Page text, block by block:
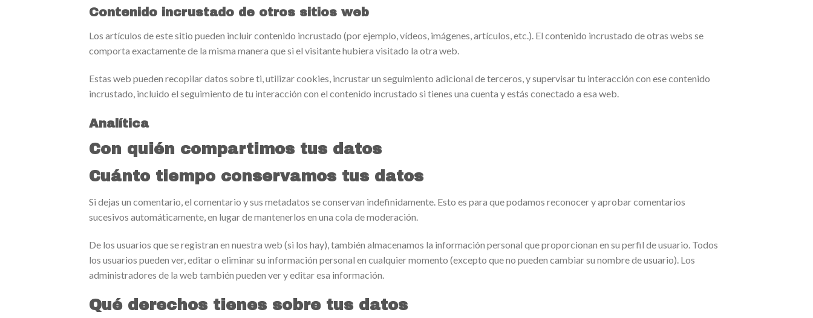
Contenido incrustado de otros sitios web
Los artículos de este sitio pueden incluir contenido incrustado (por ejemplo, vídeos, imágenes, artículos, etc.). El contenido incrustado de otras webs se
comporta exactamente de la misma manera que si el visitante hubiera visitado la otra web.
Estas web pueden recopilar datos sobre ti, utilizar cookies, incrustar un seguimiento adicional de terceros, y supervisar tu interacción con ese contenido
incrustado, incluido el seguimiento de tu interacción con el contenido incrustado si tienes una cuenta y estás conectado a esa web.
Analítica
Con quién compartimos tus datos
Cuánto tiempo conservamos tus datos
Si dejas un comentario, el comentario y sus metadatos se conservan indefinidamente. Esto es para que podamos reconocer y aprobar comentarios
sucesivos automáticamente, en lugar de mantenerlos en una cola de moderación.
De los usuarios que se registran en nuestra web (si los hay), también almacenamos la información personal que proporcionan en su perfil de usuario. Todos
los usuarios pueden ver, editar o eliminar su información personal en cualquier momento (excepto que no pueden cambiar su nombre de usuario). Los
administradores de la web también pueden ver y editar esa información.
Qué derechos tienes sobre tus datos